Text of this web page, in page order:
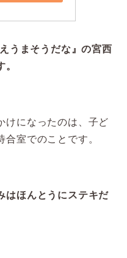
えうまそうだな』の宮西
けになったのは、子ど
合室でのことです。
はほんとうにステキだ